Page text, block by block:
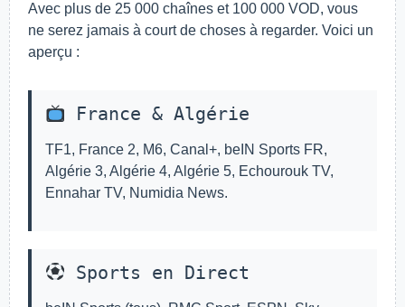
Avec plus de 25 000 chaînes et 100 000 VOD, vous
ne serez jamais à court de choses à regarder. Voici un
aperçu :
France & Algérie
TF1, France 2, M6, Canal+, beIN Sports FR,
Algérie 3, Algérie 4, Algérie 5, Echourouk TV,
Ennahar TV, Numidia News.
Sports en Direct